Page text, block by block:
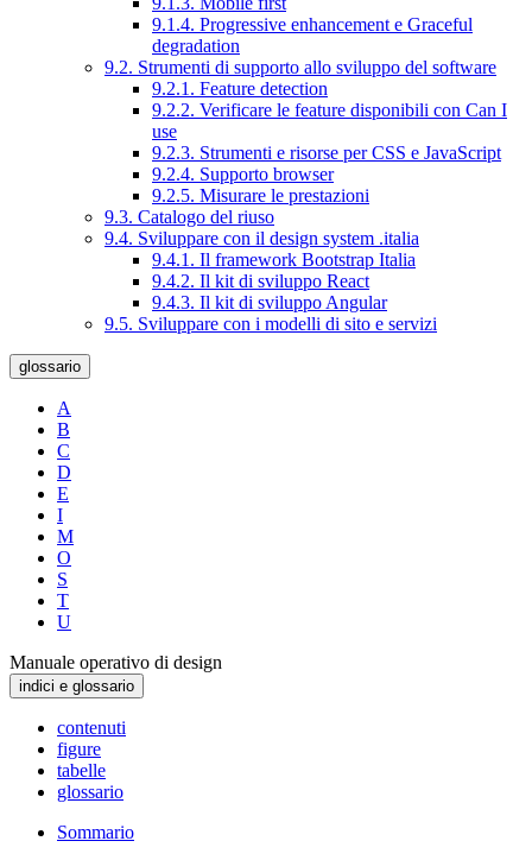
9.1.4. Progressive enhancement e Graceful
degradation
9.2. Strumenti di supporto allo sviluppo del software
9.2.1. Feature detection
9.2.2. Verificare le feature disponibili con Can I
use
9.2.3. Strumenti e risorse per CSS e JavaScript
9.2.4. Supporto browser
9.2.5. Misurare le prestazioni
9.3. Catalogo del riuso
9.4. Sviluppare con il design system .italia
9.4.1. Il framework Bootstrap Italia
9.4.2. Il kit di sviluppo React
9.4.3. Il kit di sviluppo Angular
9.5. Sviluppare con i modelli di sito e servizi
glossario
A
B
C
D
E
I
M
O
S
T
U
Manuale operativo di design
indici e glossario
contenuti
figure
tabelle
glossario
Sommario